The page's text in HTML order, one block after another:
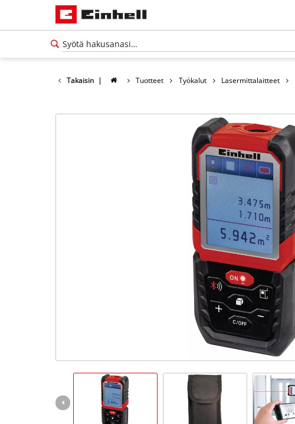
Takaisin | Tuotteet Työkalut Lasermittalaitteet